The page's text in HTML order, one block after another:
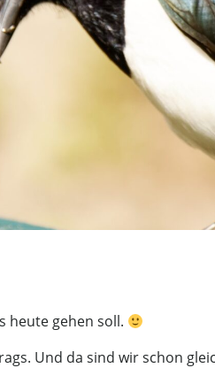
heute gehen soll.
Und da sind wir schon